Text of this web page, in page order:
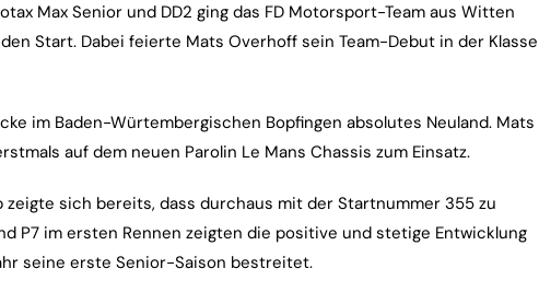
Max Senior und DD2 ging das FD Motorsport-Team aus Witten
Start. Dabei feierte Mats Overhoff sein Team-Debut in der Klasse
im Baden-Würtembergischen Bopfingen absolutes Neuland. Mats
auf dem neuen Parolin Le Mans Chassis zum Einsatz.
zeigte sich bereits, dass durchaus mit der Startnummer 355 zu
P7 im ersten Rennen zeigten die positive und stetige Entwicklung
seine erste Senior-Saison bestreitet.